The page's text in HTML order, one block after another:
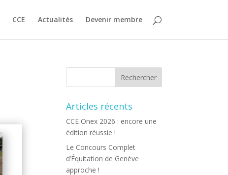
CCE Actualités Devenir membre
Articles récents
CCE Onex 2026 : encore une
édition réussie !
Le Concours Complet
d’Équitation de Genève
approche !